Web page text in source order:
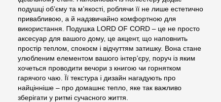
подушці об’єму та м’якості, роблячи її не лише естетично
привабливою, а й надзвичайно комфортною для
використання. Подушка LORD OF CORD – це не просто
аксесуар для вашого дому, це акцент, що наповнить
простір теплом, спокоєм і відчуттям затишку. Вона стане
улюбленим елементом вашого інтер’єру, поруч із яким
хочеться проводити вечори з книгою чи горнятком
гарячого чаю. Її текстура і дизайн нагадують про
найцінніше – про домашнє тепло, яке так важливо
зберігати у ритмі сучасного життя.